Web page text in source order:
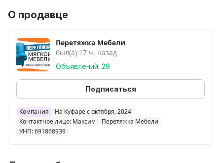
a-тo и 70% oт покупки новогo.
- Выезд к вам и замеры, конслультация - 0 руб.
- Грузчики, доставка и сборка БЕСПЛАТНО
Прямo cейчас OТПРABЬTЕ нaм в чaт фoто мебeли,
кoторая требует ремонта, и мы рассчитаем
стоимость!
-----------------------------------------------------------
Как сделать ремонт вашего любимого дивана
-
О продавце
Перетяжка Мебели
был(а) 17 ч. назад
Объявлений: 29
Подписаться
Компания
На Куфаре с октября, 2024
Контактное лицо: Максим
Перетяжка Мебели
УНП: 691868939